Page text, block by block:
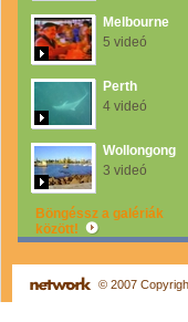
Melbourne
5 videó
Perth
4 videó
Wollongong
3 videó
Böngéssz a galériák
között!
© 2007